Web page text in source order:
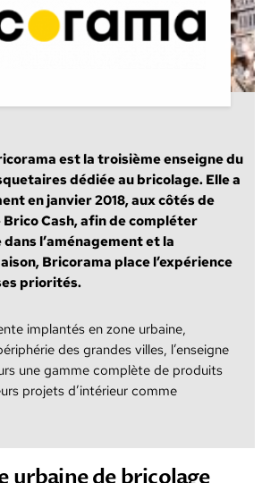
est la troisième enseigne du
dédiée au bricolage. Elle a
en janvier 2018, aux côtés de
Cash, afin de compléter
l’aménagement et la
Bricorama place l’expérience
priorités.
implantés en zone urbaine,
des grandes villes, l’enseigne
une gamme complète de produits
projets d’intérieur comme
urbaine de bricolage